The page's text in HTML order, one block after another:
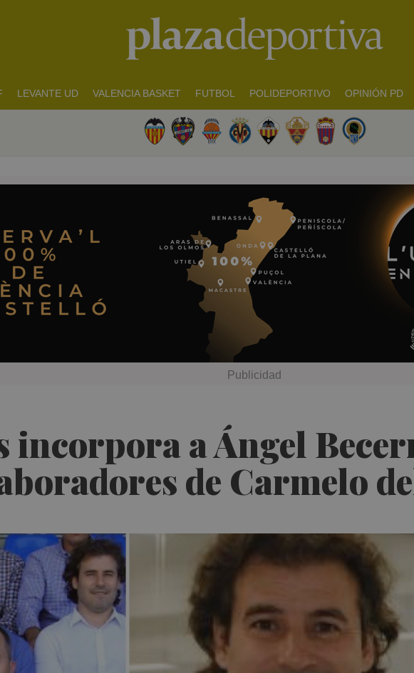
LEVANTE UD VALENCIA BASKET FUTBOL POLIDEPORTIVO OPINIÓN PD
incorpora a Ángel
de Carmelo